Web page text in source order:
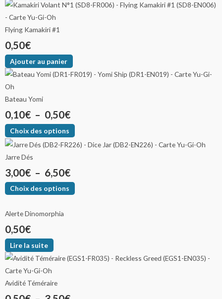
Flying Kamakiri #1
0,50€
Ajouter au panier
Bateau Yomi
0,10€ – 0,50€
Choix des options
Jarre Dés
3,00€ – 6,50€
Choix des options
Alerte Dinomorphia
0,50€
Lire la suite
Avidité Téméraire